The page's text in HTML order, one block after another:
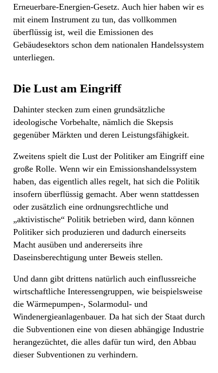
Erneuerbare-Energien-Gesetz. Auch hier haben wir es
mit einem Instrument zu tun, das vollkommen
überflüssig ist, weil die Emissionen des
Gebäudesektors schon dem nationalen Handelssystem
unterliegen.
Die Lust am Eingriff
Dahinter stecken zum einen grundsätzliche
ideologische Vorbehalte, nämlich die Skepsis
gegenüber Märkten und deren Leistungsfähigkeit.
Zweitens spielt die Lust der Politiker am Eingriff eine
große Rolle. Wenn wir ein Emissionshandelssystem
haben, das eigentlich alles regelt, hat sich die Politik
insofern überflüssig gemacht. Aber wenn stattdessen
oder zusätzlich eine ordnungsrechtliche und
„aktivistische“ Politik betrieben wird, dann können
Politiker sich produzieren und dadurch einerseits
Macht ausüben und andererseits ihre
Daseinsberechtigung unter Beweis stellen.
Und dann gibt drittens natürlich auch einflussreiche
wirtschaftliche Interessengruppen, wie beispielsweise
die Wärmepumpen-, Solarmodul- und
Windenergieanlagenbauer. Da hat sich der Staat durch
die Subventionen eine von diesen abhängige Industrie
herangezüchtet, die alles dafür tun wird, den Abbau
dieser Subventionen zu verhindern.